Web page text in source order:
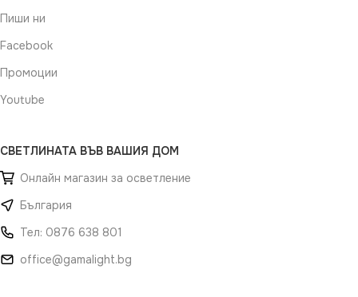
Пиши ни
Facebook
Промоции
Youtube
СВЕТЛИНАТА ВЪВ ВАШИЯ ДОМ
Онлайн магазин за осветление
България
Тел: 0876 638 801
office@gamalight.bg